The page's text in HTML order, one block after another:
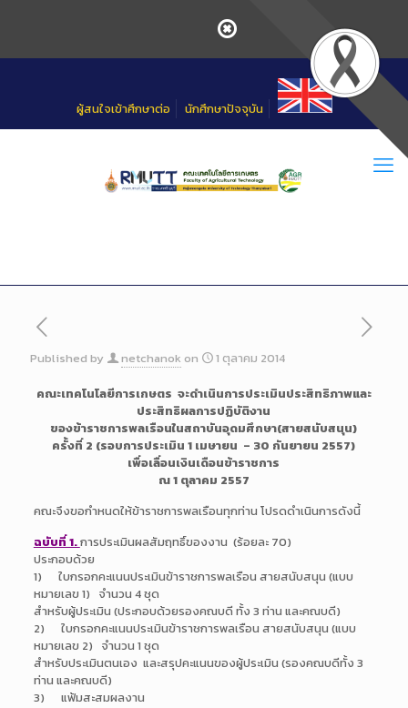
ผู้สนใจเข้าศึกษาต่อ นักศึกษาปัจจุบัน
Published by netchanok on 1 ตุลาคม 2014
คณะเทคโนโลยีการเกษตร จะดำเนินการประเมินประสิทธิภาพและ
ประสิทธิผลการปฏิบัติงาน
ของข้าราชการพลเรือนในสถาบันอุดมศึกษา(สายสนับสนุน)
ครั้งที่ 2 (รอบการประเมิน 1 เมษายน – 30 กันยายน 2557)
เพื่อเลื่อนเงินเดือนข้าราชการ
ณ 1 ตุลาคม 2557
คณะจึงขอกำหนดให้ข้าราชการพลเรือนทุกท่าน โปรดดำเนินการดังนี้
ฉบับที่ 1.การประเมินผลสัมฤทธิ์ของงาน (ร้อยละ 70)
ประกอบด้วย
1) ใบกรอกคะแนนประเมินข้าราชการพลเรือน สายสนับสนุน (แบบ
หมายเลข 1) จำนวน 4 ชุด
สำหรับผู้ประเมิน (ประกอบด้วยรองคณบดี ทั้ง 3 ท่าน และคณบดี)
2) ใบกรอกคะแนนประเมินข้าราชการพลเรือน สายสนับสนุน (แบบ
หมายเลข 2) จำนวน 1 ชุด
สำหรับประเมินตนเอง และสรุปคะแนนของผู้ประเมิน (รองคณบดีทั้ง 3
ท่าน และคณบดี)
3) แฟ้มสะสมผลงาน